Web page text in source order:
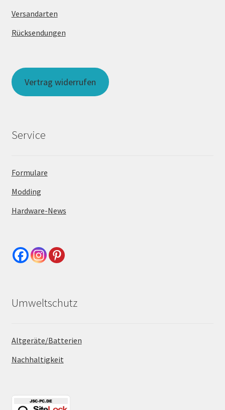
Versandarten
Rücksendungen
Vertrag widerrufen
Service
Formulare
Modding
Hardware-News
Umweltschutz
Altgeräte/Batterien
Nachhaltigkeit